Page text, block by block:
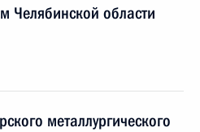
Челябинской области
металлургического